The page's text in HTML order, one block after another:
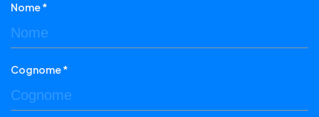
Nome *
Cognome *